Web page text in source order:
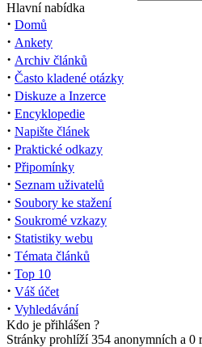
Hlavní nabídka
· Domů
· Ankety
· Archiv článků
· Často kladené otázky
· Diskuze a Inzerce
· Encyklopedie
· Napište článek
· Praktické odkazy
· Připomínky
· Seznam uživatelů
· Soubory ke stažení
· Soukromé vzkazy
· Statistiky webu
· Témata článků
· Top 10
· Váš účet
· Vyhledávání
Kdo je přihlášen ?
Stránky prohlíží 354 anonymních a 0